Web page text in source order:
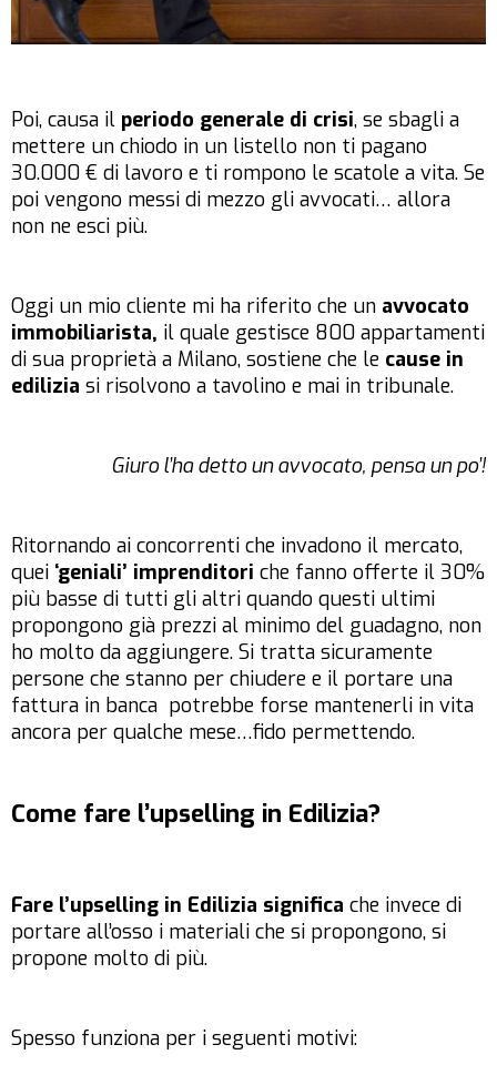
Poi, causa il periodo generale di crisi, se sbagli a
mettere un chiodo in un listello non ti pagano
30.000 € di lavoro e ti rompono le scatole a vita. Se
poi vengono messi di mezzo gli avvocati… allora
non ne esci più.
Oggi un mio cliente mi ha riferito che un avvocato
immobiliarista, il quale gestisce 800 appartamenti
di sua proprietà a Milano, sostiene che le cause in
edilizia si risolvono a tavolino e mai in tribunale.
Giuro l’ha detto un avvocato, pensa un po’!
Ritornando ai concorrenti che invadono il mercato,
quei ‘geniali’ imprenditori che fanno offerte il 30%
più basse di tutti gli altri quando questi ultimi
propongono già prezzi al minimo del guadagno, non
ho molto da aggiungere. Si tratta sicuramente
persone che stanno per chiudere e il portare una
fattura in banca potrebbe forse mantenerli in vita
ancora per qualche mese…fido permettendo.
Come fare l’upselling in Edilizia?
Fare l’upselling in Edilizia significa che invece di
portare all’osso i materiali che si propongono, si
propone molto di più.
Spesso funziona per i seguenti motivi: